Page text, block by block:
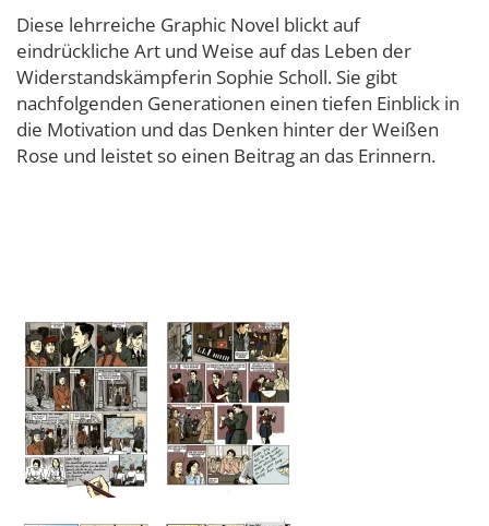
Diese lehrreiche Graphic Novel blickt auf
eindrückliche Art und Weise auf das Leben der
Widerstandskämpferin Sophie Scholl. Sie gibt
nachfolgenden Generationen einen tiefen Einblick in
die Motivation und das Denken hinter der Weißen
Rose und leistet so einen Beitrag an das Erinnern.